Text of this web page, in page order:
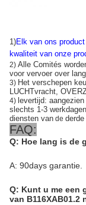
1)Elk van ons
kwaliteit van onze
2) Alle Comités
voor vervoer over
3) Het verschepen
LUCHTvracht,
4) levertijd:
slechts 1-3
diensten van de
FAQ:
Q: Hoe lang is de
A: 90days garantie.
Q: Kunt u me een
van B116XAB01.2